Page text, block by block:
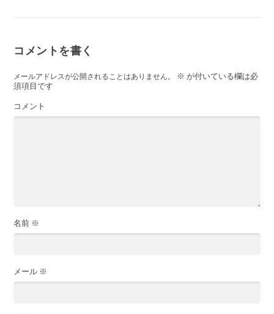
コメントを書く
メールアドレスが公開されることはありません。 ※ が付いている欄は必
須項目です
コメント
名前 ※
メール ※